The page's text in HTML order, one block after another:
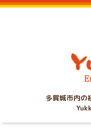
多賀城市内の